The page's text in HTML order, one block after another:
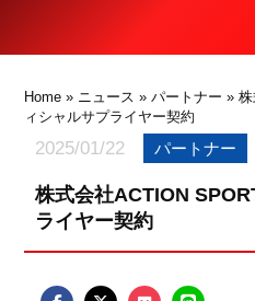
Home » ニュース »パートナー »
ィシャルサプライヤー契約
2025/01/22 パートナー
株式会社ACTION
ライヤー契約